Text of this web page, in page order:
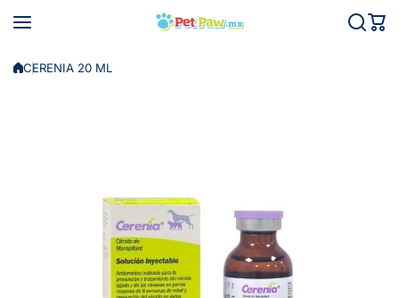
CERENIA 20 ML